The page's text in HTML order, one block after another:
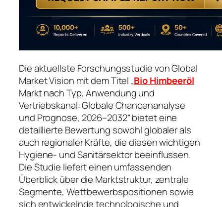
Die aktuellste Forschungsstudie von Global
Market Vision mit dem Titel „Bio Himbeeröl
Markt nach Typ, Anwendung und
Vertriebskanal: Globale Chancenanalyse
und Prognose, 2026–2032“ bietet eine
detaillierte Bewertung sowohl globaler als
auch regionaler Kräfte, die diesen wichtigen
Hygiene- und Sanitärsektor beeinflussen.
Die Studie liefert einen umfassenden
Überblick über die Marktstruktur, zentrale
Segmente, Wettbewerbspositionen sowie
sich entwickelnde technologische und